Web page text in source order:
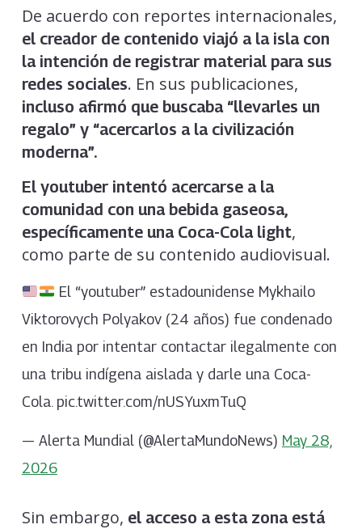
De acuerdo con reportes internacionales,
el creador de contenido viajó a la isla con
la intención de registrar material para sus
redes sociales. En sus publicaciones,
incluso afirmó que buscaba “llevarles un
regalo” y “acercarlos a la civilización
moderna”.
El youtuber intentó acercarse a la
comunidad con una bebida gaseosa,
específicamente una Coca-Cola light,
como parte de su contenido audiovisual.
El “youtuber” estadounidense Mykhailo
Viktorovych Polyakov (24 años) fue condenado
en India por intentar contactar ilegalmente con
una tribu indígena aislada y darle una Coca-
Cola. pic.twitter.com/nUSYuxmTuQ
— Alerta Mundial (@AlertaMundoNews) May 28,
2026
Sin embargo, el acceso a esta zona está